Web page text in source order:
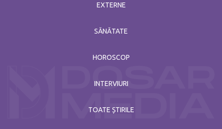
EXTERNE
SĂNĂTATE
HOROSCOP
INTERVIURI
TOATE ȘTIRILE